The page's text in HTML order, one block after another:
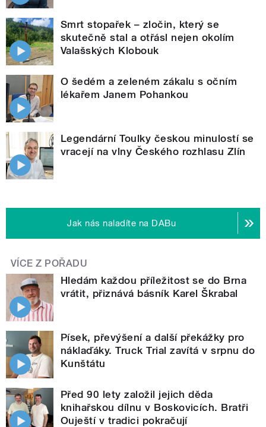
Smrt stopařek – zločin, který se
skutečně stal a otřásl nejen okolím
Valašských Klobouk
O šedém a zeleném zákalu s očním
lékařem Janem Pohankou
Legendární Toulky českou minulostí se
vracejí na vlny Českého rozhlasu Zlín
Jak nás naladíte na DABu
VÍCE Z POŘADU
Hledám každou příležitost se do Brna
vrátit, přiznává básník Karel Škrabal
Písek, převýšení a další překážky pro
náklaďáky. Truck Trial zavítá v srpnu do
Kunštátu
Před 90 lety založil jejich děda
knihařskou dílnu v Boskovicích. Bratři
Ouještí v tradici pokračují